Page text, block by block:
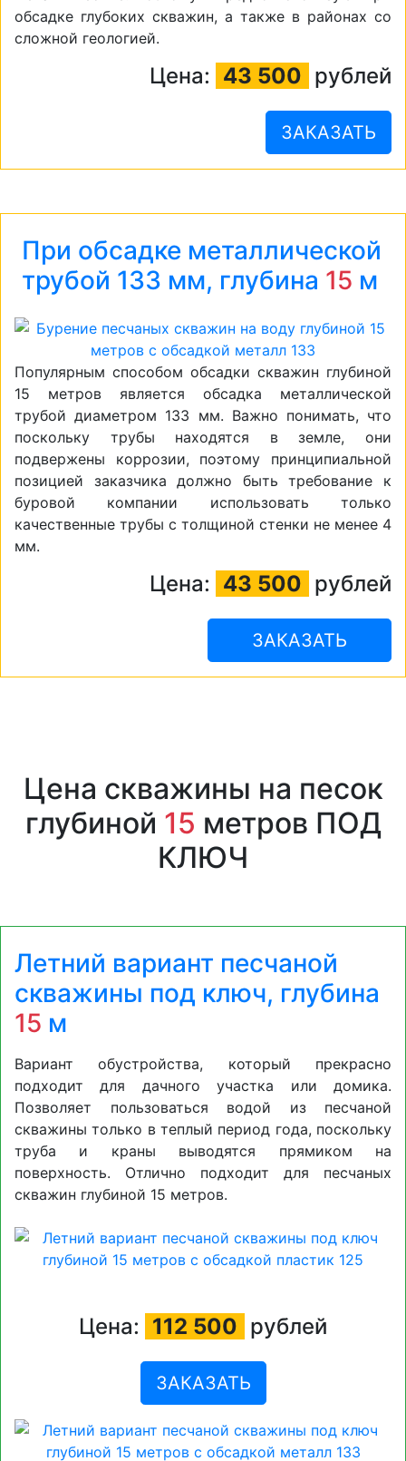
обсадке глубоких скважин, а также в районах со
сложной геологией.
Цена: 43 500 рублей
ЗАКАЗАТЬ
При обсадке металлической
трубой 133 мм, глубина 15 м
Популярным способом обсадки скважин глубиной
15 метров является обсадка металлической
трубой диаметром 133 мм. Важно понимать, что
поскольку трубы находятся в земле, они
подвержены коррозии, поэтому принципиальной
позицией заказчика должно быть требование к
буровой компании использовать только
качественные трубы с толщиной стенки не менее 4
мм.
Цена: 43 500 рублей
ЗАКАЗАТЬ
Цена скважины на песок
глубиной 15 метров ПОД
КЛЮЧ
Летний вариант песчаной
скважины под ключ, глубина
15 м
Вариант обустройства, который прекрасно
подходит для дачного участка или домика.
Позволяет пользоваться водой из песчаной
скважины только в теплый период года, поскольку
труба и краны выводятся прямиком на
поверхность. Отлично подходит для песчаных
скважин глубиной 15 метров.
Цена: 112 500 рублей
ЗАКАЗАТЬ